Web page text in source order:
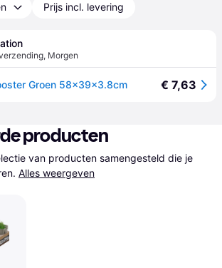
Prijs incl. levering
, Morgen
Groen 58x39x3.8cm € 7,63
producten
van producten samengesteld die je
Alles weergeven